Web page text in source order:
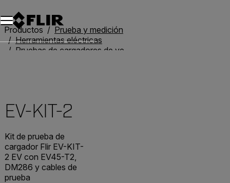
Unread messages
Modelo
Eliminar
artículos
artículo
Añadir al carro
Añadido al carro
Productos
Prueba y medición
Herramientas eléctricas
Pruebas de cargadores de vehículos eléctricos
EV-KIT-2
Kit de prueba de
cargador Flir EV-KIT-
2 EV con EV45-T2,
DM286 y cables de
prueba